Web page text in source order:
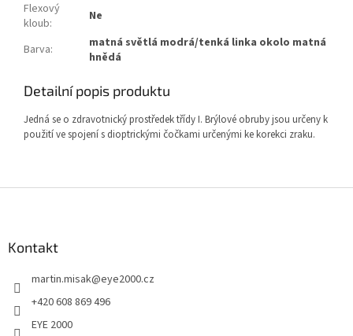
Flexový
kloub: Ne
Barva:
matná světlá modrá/tenká linka okolo matná
hnědá
Detailní popis produktu
Jedná se o zdravotnický prostředek třídy I. Brýlové obruby jsou určeny k
použití ve spojení s dioptrickými čočkami určenými ke korekci zraku.
Kontakt
martin.misak@eye2000.cz
+420 608 869 496
EYE 2000